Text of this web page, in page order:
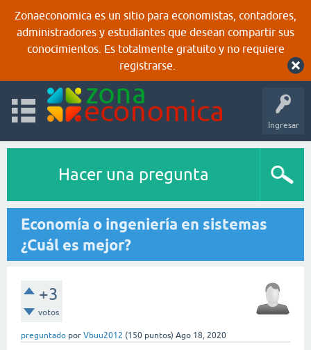
Zonaeconomica es un sitio para economistas, contadores,
administradores y estudiantes que desean compartir sus
conocimientos. Es totalmente gratuito y no requiere
registrarse.
Ingresar
Hacer una pregunta
Economía o ingeniería en sistemas
¿Cuál es mejor?
+3
votos
preguntado por Vbuu2012 (150 puntos) Ago 18, 2020